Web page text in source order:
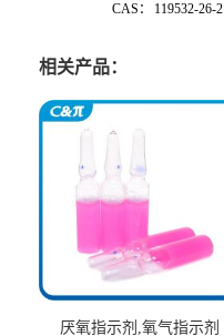
CAS：
119532-26-2
相关产品：
厌氧指示剂,氧气指示剂